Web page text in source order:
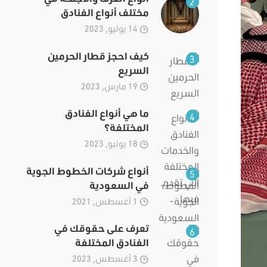
مختلف أنواع الفنادق
3
كيف احجز قطار الحرمين
السريع
4
ما هي أنواع الفنادق
المختلفة؟
5
أنواع شركات الخطوط الجوية
في السعودية
6
تعرف على حقوقك في
الفنادق المختلفة